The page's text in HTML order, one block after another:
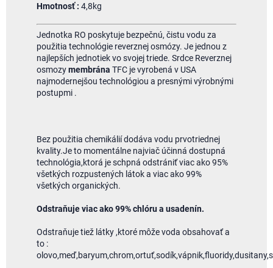
Hmotnosť : 4,8kg
Jednotka RO poskytuje bezpečnú, čistu vodu za
použitia technológie reverznej osmózy. Je jednou z
najlepších jednotiek vo svojej triede. Srdce Reverznej
osmozymembrána TFC je vyrobená v USA
najmodernejšou technológiou a presnými výrobnými
postupmi .
Bez použitia chemikálií dodáva vodu prvotriednej
kvality.Je to momentálne najviač účinná dostupná
technológia,ktorá je schpná odstrániť viac ako 95%
všetkých rozpustených látok a viac ako 99%
všetkých organických.
Odstraňuje viac ako 99% chlóru a usadenín.
Odstraňuje tiež látky ,ktoré môže voda obsahovať a
to :